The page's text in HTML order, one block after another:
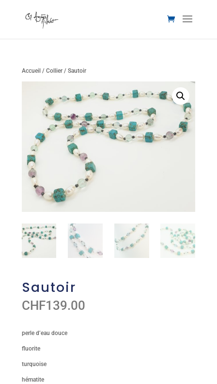
Accueil / Collier/ Sautoir
Sautoir
CHF139.00
perle d’eau douce
fluorite
turquoise
hématite